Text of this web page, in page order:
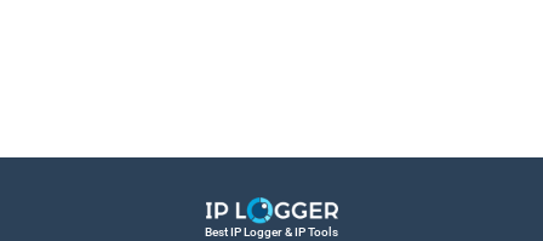
Best IP Logger & IP Tools